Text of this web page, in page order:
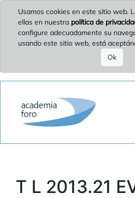
Usamos cookies en este sitio web.
ellas en nuestra política de
configure adecuadamente su
usando este sitio web, está
Ok
T L 2013.21